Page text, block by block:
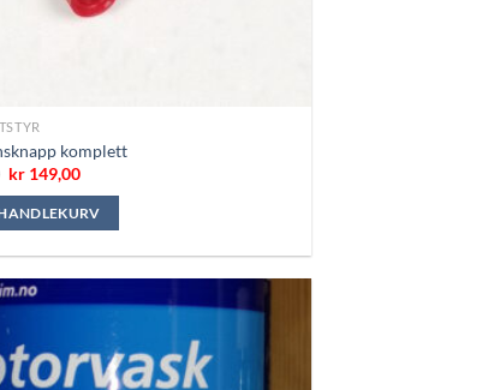
komplett
Opprinnelig
var:
kr 249,00.
kr 149,00Nåværende
er:
kr 149,00.